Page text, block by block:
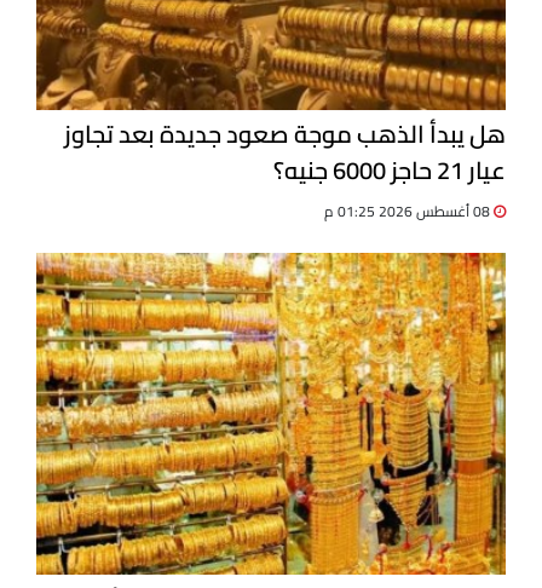
هل يبدأ الذهب موجة صعود جديدة بعد تجاوز
عيار 21 حاجز 6000 جنيه؟